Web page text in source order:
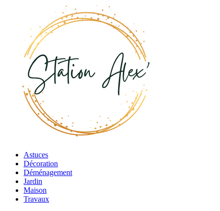
Astuces
Décoration
Déménagement
Jardin
Maison
Travaux